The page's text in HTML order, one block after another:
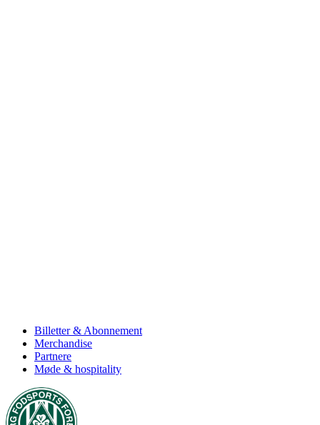
Billetter & Abonnement
Merchandise
Partnere
Møde & hospitality